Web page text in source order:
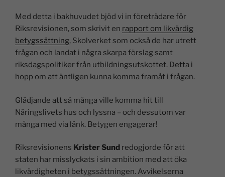
Med detta i bakhuvudet bjöd vi in företrädare för
Riksrevisionen, som skrivit en rapport om likvärdig
betygssättning, Skolverket som också de har utrett
frågan och landat i några skarpa förslag samt
riksdagspolitiker från utbildningsutskottet. Detta i
hopp om att äntligen kunna komma framåt i frågan.
Glädjande att så många ville komma hit till
Näringslivets hus och lyssna – och dessutom var
många med via länk. Betygen engagerar!
Riksrevisionens Krister Sund redogjorde för att
staten har misslyckats i sin ambition med att öka
likvärdigheten i betygssättningen. Avvikelserna